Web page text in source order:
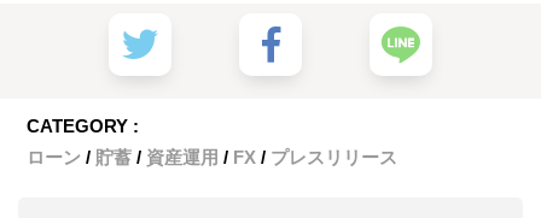
CATEGORY :
ローン
貯蓄 資産運用 FX プレスリリース